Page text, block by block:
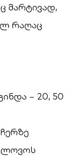
მარტივად,
რაღაც
− 20, 50